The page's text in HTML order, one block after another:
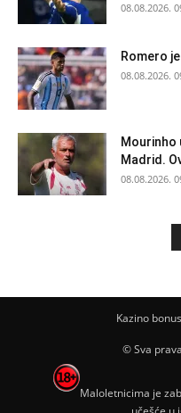
08.08.2026.
Romero
08.08.2026.
Mourinho
Madrid.
08.08.2026.
Kazino bonus
© Sva
Maloletnicima je